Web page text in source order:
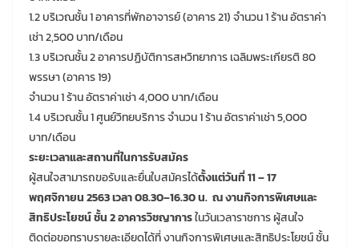
1.2 บริเวณชั้น 1 อาคารที่พักอาจารย์ (อาคาร 21) จำนวน 1 ร้าน อัตราค่า
เช่า 2,500 บาท/เดือน
1.3 บริเวณชั้น 2 อาคารปฏิบัติการสหวิทยาการ เฉลิมพระเกียรติ 80
พรรษา (อาคาร 19)
จำนวน 1 ร้าน อัตราค่าเช่า 4,000 บาท/เดือน
1.4 บริเวณชั้น 1 ศูนย์วิทยบริการ จำนวน 1 ร้าน อัตราค่าเช่า 5,000
บาท/เดือน
ระยะเวลาและสถานที่ในการรับสมัคร
ผู้สนใจสามารถขอรับและยื่นใบสมัครได้ตั้งแต่วันที่ 11 – 17
พฤศจิกายน 2563 เวลา 08.30–16.30 น. ณ งานกิจการพิเศษและ
สิทธิประโยชน์ ชั้น 2 อาคารวิชญาการในวันเวลาราชการ ผู้สนใจ
ติดต่อขอทราบรายละเอียดได้ที่ งานกิจการพิเศษและสิทธิประโยชน์ ชั้น